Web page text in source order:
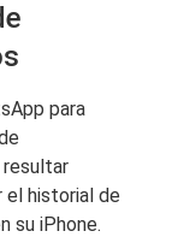
para
el historial de
su iPhone.